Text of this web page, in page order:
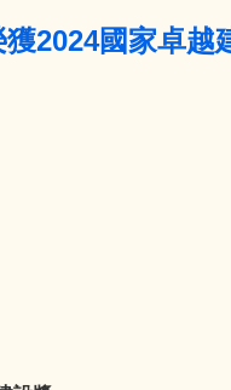
2024國家卓越